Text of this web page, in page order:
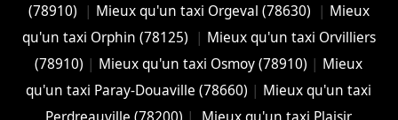
(78910)
| Mieux qu'un taxi Orgeval (78630) | Mieux
qu'un taxi Orphin (78125)
| Mieux qu'un taxi Orvilliers
(78910) | Mieux qu'un taxi Osmoy (78910) | Mieux
qu'un taxi Paray-Douaville (78660) | Mieux qu'un taxi